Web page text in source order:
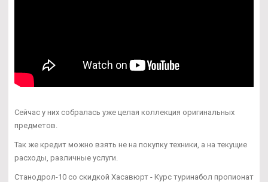
Сейчас у них собралась уже целая коллекция оригинальных
предметов.
Так же кредит можно взять не на покупку техники, а на текущие
расходы, различные услуги.
Станодрол-10 со скидкой Хасавюрт - Курс туринабол пропионат